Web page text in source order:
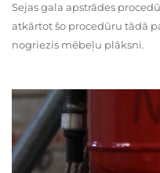
Sejas gala apstrādes
atkārtot šo procedūru tādā
nogriezis mēbeļu plāksni.